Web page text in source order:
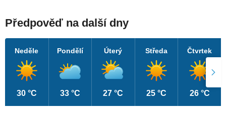
Předpověď na další dny
Neděle
30 °C
Pondělí
33 °C
Úterý
27 °C
Středa
25 °C
Čtvrtek
26 °C